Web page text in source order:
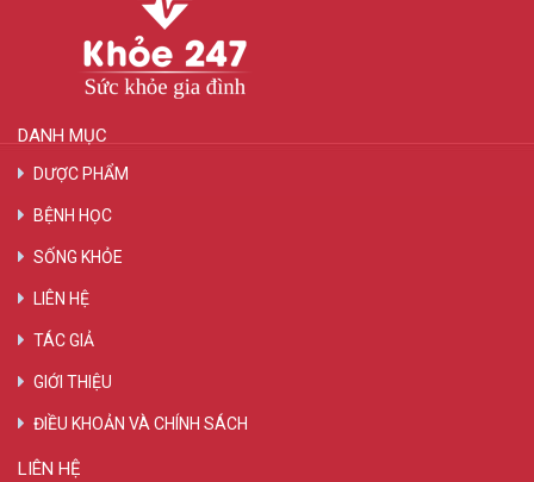
DANH MỤC
DƯỢC PHẨM
BỆNH HỌC
SỐNG KHỎE
LIÊN HỆ
TÁC GIẢ
GIỚI THIỆU
ĐIỀU KHOẢN VÀ CHÍNH SÁCH
LIÊN HỆ